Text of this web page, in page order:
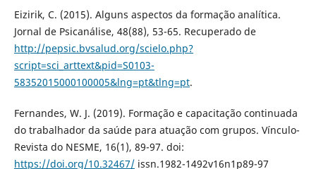
Eizirik, C. (2015). Alguns aspectos da formação analítica.
Jornal de Psicanálise, 48(88), 53-65. Recuperado de
http://pepsic.bvsalud.org/scielo.php?
script=sci_arttext&pid=S0103-
58352015000100005&lng=pt&tlng=pt.
Fernandes, W. J. (2019). Formação e capacitação continuada
do trabalhador da saúde para atuação com grupos. Vínculo-
Revista do NESME, 16(1), 89-97. doi:
https://doi.org/10.32467/issn.1982-1492v16n1p89-97